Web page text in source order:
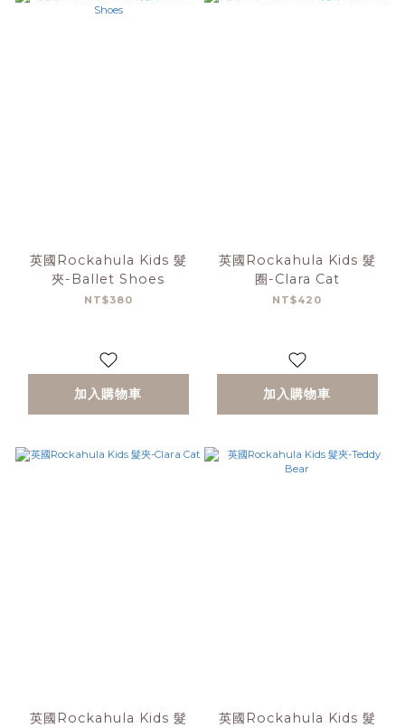
英國Rockahula Kids 髮
夾-Ballet Shoes
NT$380
加入購物車
英國Rockahula Kids 髮
圈-Clara Cat
NT$420
加入購物車
英國Rockahula Kids 髮
英國Rockahula Kids 髮